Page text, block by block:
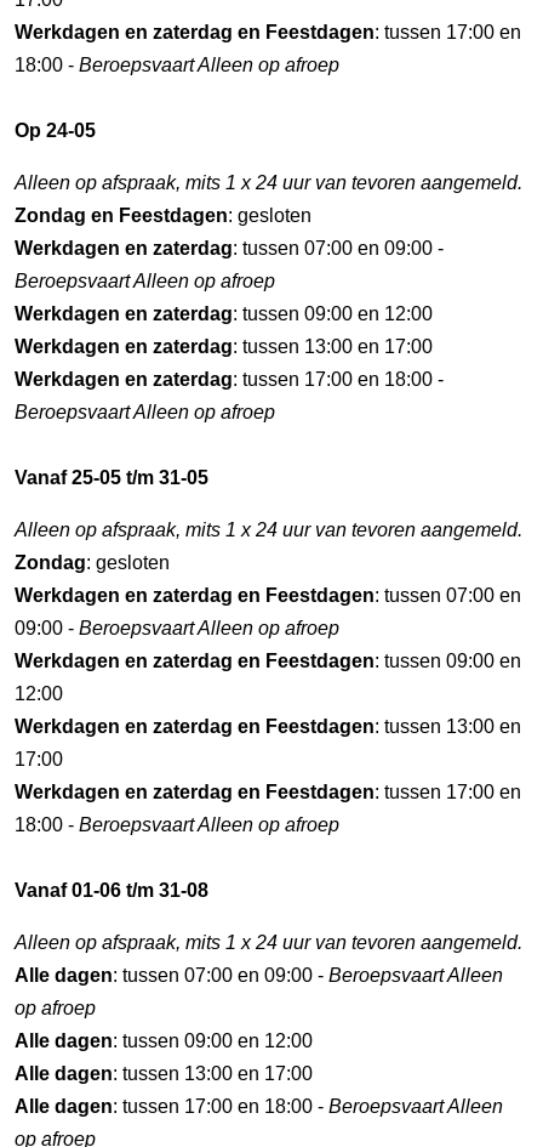
Werkdagen en zaterdag en Feestdagen: tussen 17:00 en
18:00 - Beroepsvaart Alleen op afroep
Op 24-05
Alleen op afspraak, mits 1 x 24 uur van tevoren aangemeld.
Zondag en Feestdagen: gesloten
Werkdagen en zaterdag: tussen 07:00 en 09:00 -
Beroepsvaart Alleen op afroep
Werkdagen en zaterdag: tussen 09:00 en 12:00
Werkdagen en zaterdag: tussen 13:00 en 17:00
Werkdagen en zaterdag: tussen 17:00 en 18:00 -
Beroepsvaart Alleen op afroep
Vanaf 25-05 t/m 31-05
Alleen op afspraak, mits 1 x 24 uur van tevoren aangemeld.
Zondag: gesloten
Werkdagen en zaterdag en Feestdagen: tussen 07:00 en
09:00 - Beroepsvaart Alleen op afroep
Werkdagen en zaterdag en Feestdagen: tussen 09:00 en
12:00
Werkdagen en zaterdag en Feestdagen: tussen 13:00 en
17:00
Werkdagen en zaterdag en Feestdagen: tussen 17:00 en
18:00 - Beroepsvaart Alleen op afroep
Vanaf 01-06 t/m 31-08
Alleen op afspraak, mits 1 x 24 uur van tevoren aangemeld.
Alle dagen: tussen 07:00 en 09:00 - Beroepsvaart Alleen
op afroep
Alle dagen: tussen 09:00 en 12:00
Alle dagen: tussen 13:00 en 17:00
Alle dagen: tussen 17:00 en 18:00 - Beroepsvaart Alleen
op afroep